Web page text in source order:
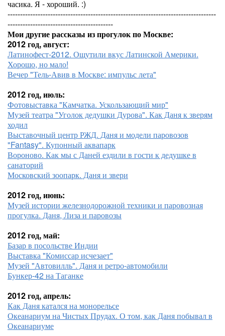
часика. Я - хороший. :)
-----------------------------------------------------------------------------------
------------------------------------------
Мои другие рассказы из прогулок по Москве:
2012 год, август:
Латинофест-2012. Ощутили вкус Латинской Америки.
Хорошо, но мало!
Вечер "Тель-Авив в Москве: импульс лета"
2012 год, июль:
Фотовыставка "Камчатка. Ускользающий мир"
Музей театра "Уголок дедушки Дурова". Как Даня к зверям
ходил
Выставочный центр РЖД. Даня и модели паровозов
"Fantasy". Купонный аквапарк
Вороново. Как мы с Даней ездили в гости к дедушке в
санаторий
Московский зоопарк. Даня и звери
2012 год, июнь:
Музей истории железнодорожной техники и паровозная
прогулка. Даня, Лиза и паровозы
2012 год, май:
Базар в посольстве Индии
Выставка "Комиссар исчезает"
Музей "Автовилль". Даня и ретро-автомобили
Бункер-42 на Таганке
2012 год, апрель:
Как Даня катался на монорельсе
Океанариум на Чистых Прудах. О том, как Даня побывал в
Океанариуме